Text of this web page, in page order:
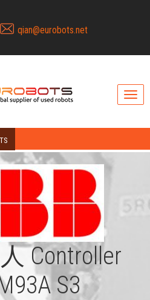
qian@eurobots.net
Controller
S3